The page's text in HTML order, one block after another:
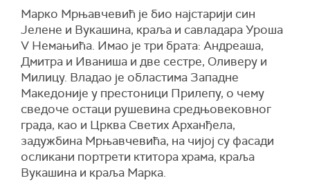
Марко Мрњавчевић је био најстарији син
Јелене и Вукашина, краља и савладара Уроша
V Немањића. Имао је три брата: Андреаша,
Дмитра и Иваниша и две сестре, Оливеру и
Милицу. Владао је областима Западне
Македоније у престоници Прилепу, о чему
сведоче остаци рушевина средњовековног
града, као и Црква Светих Арханђела,
задужбина Мрњавчевића, на чијој су фасади
осликани портрети ктитора храма, краља
Вукашина и краља Марка.